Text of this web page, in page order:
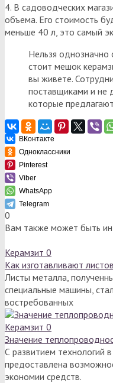
4. В садоводческих
объема. Его стоимость
меньше 40 л, это самый
Нельзя однозначно
стоит мешок
вы живете.
поставщиками и не
которые
ВКонтакте
Одноклассники
Pinterest
Viber
WhatsApp
Telegram
0
Вам также может быть
Керамзит 0
Как изготавливают
Листы металла,
специальные машины,
востребованных
Керамзит 0
Значение
С развитием технологий
предоставлена
экономии средств.